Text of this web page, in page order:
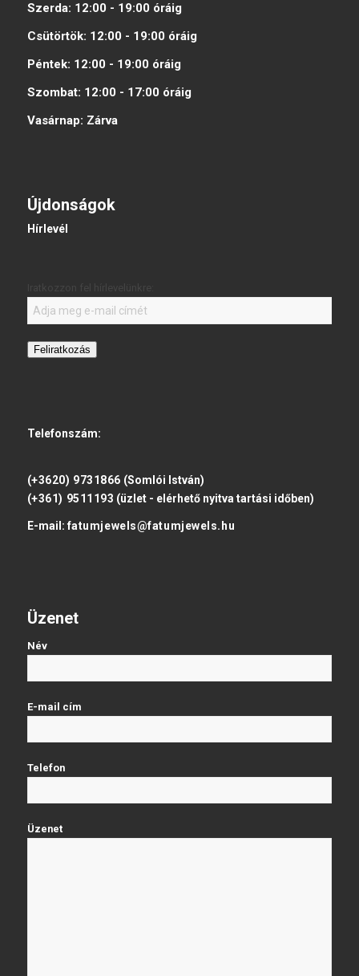
Szerda: 12:00 - 19:00 óráig
Csütörtök: 12:00 - 19:00 óráig
Péntek: 12:00 - 19:00 óráig
Szombat: 12:00 - 17:00 óráig
Vasárnap: Zárva
Újdonságok
Hírlevél
Feliratkozás
Telefonszám:
(+3620) 9731866 (Somlói István)
(+361) 9511193 (üzlet - elérhető nyitva tartási időben)
E-mail: fatumjewels@fatumjewels.hu
Üzenet
Név
E-mail cím
Telefon
Üzenet